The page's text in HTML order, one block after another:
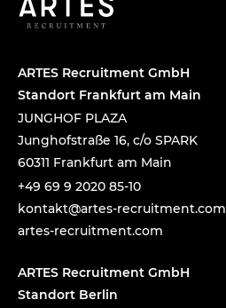
ARTES Recruitment GmbH
Standort Frankfurt am Main
JUNGHOF PLAZA
Junghofstraße 16, c/o SPARK
60311 Frankfurt am Main
+49 69 9 2020 85-10
moc.t
nemti
urcer
-setr
a@tka
tnok
artes-recruitment.com
ARTES Recruitment GmbH
Standort Berlin